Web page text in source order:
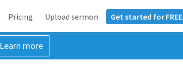
Pricing Upload sermon Get started for FREE
Learn more